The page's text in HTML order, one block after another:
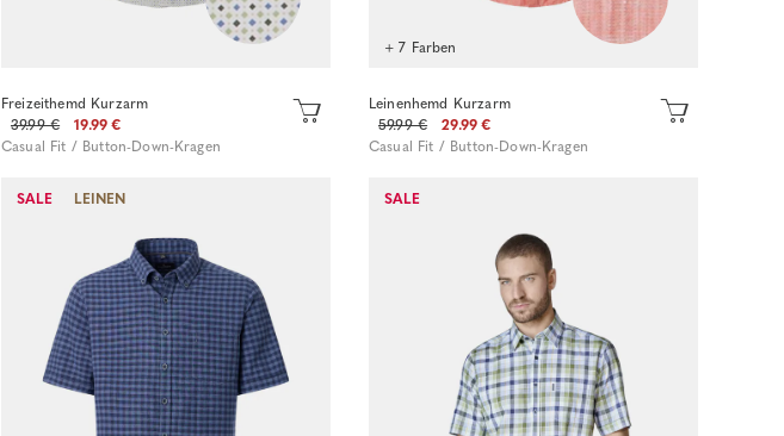
Freizeithemd Kurzarm
39.99 €
19.99 €
Casual Fit / Button-Down-Kragen
+ 7 Farben
Leinenhemd Kurzarm
59.99 €
29.99 €
Casual Fit / Button-Down-Kragen
SALE LEINEN SALE